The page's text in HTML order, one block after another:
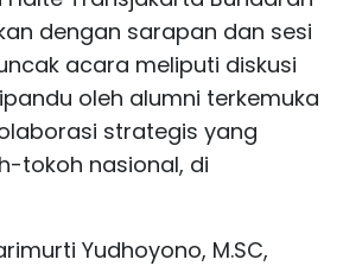
dengan sarapan dan sesi
acara meliputi diskusi
oleh alumni terkemuka
strategis yang
tokoh nasional, di
Yudhoyono, M.SC,